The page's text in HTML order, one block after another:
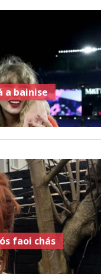
a bainise
faoi chás